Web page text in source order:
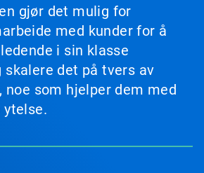
gjør det mulig for
med kunder for å
i sin klasse
det på tvers av
noe som hjelper dem med
ytelse.